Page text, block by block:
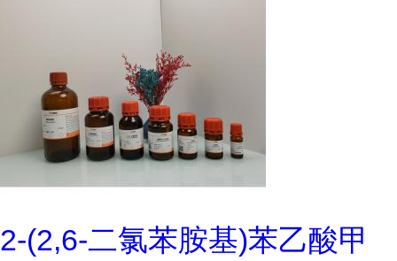
2-(2,6-二氯苯胺基)苯乙酸甲